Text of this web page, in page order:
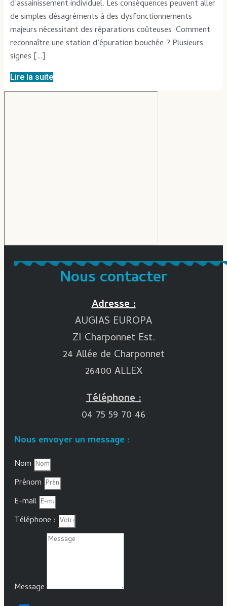
d’assainissement individuel. Les conséquences peuvent aller
de simples désagréments à des dysfonctionnements
majeurs nécessitant des réparations coûteuses. Comment
reconnaître une station d’épuration bouchée ? Plusieurs
signes […]
Lire la suite
Nous contacter
Adresse :
AUGIAS EUROPA
ZI Charponnet Est.
24 Allée de Charponnet
26400 ALLEX
Téléphone :
04 75 59 70 46
Nous envoyer un message :
Nom
Prénom
E-mail
Téléphone :
Message